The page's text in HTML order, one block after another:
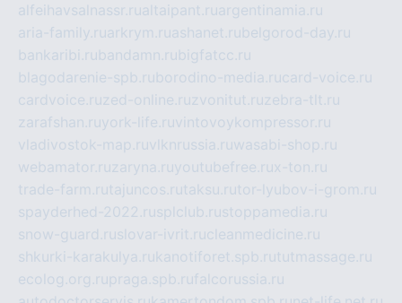
alfeihavsalnassr.rualtaipant.ruargentinamia.ru
aria-family.ruarkrym.ruashanet.rubelgorod-day.ru
bankaribi.rubandamn.rubigfatcc.ru
blagodarenie-spb.ruborodino-media.rucard-voice.ru
cardvoice.ruzed-online.ruzvonitut.ruzebra-tlt.ru
zarafshan.ruyork-life.ruvintovoykompressor.ru
vladivostok-map.ruvlknrussia.ruwasabi-shop.ru
webamator.ruzaryna.ruyoutubefree.rux-ton.ru
trade-farm.rutajuncos.rutaksu.rutor-lyubov-i-grom.ru
spayderhed-2022.rusplclub.rustoppamedia.ru
snow-guard.ruslovar-ivrit.rucleanmedicine.ru
shkurki-karakulya.rukanotiforet.spb.rututmassage.ru
ecolog.org.rupraga.spb.rufalcorussia.ru